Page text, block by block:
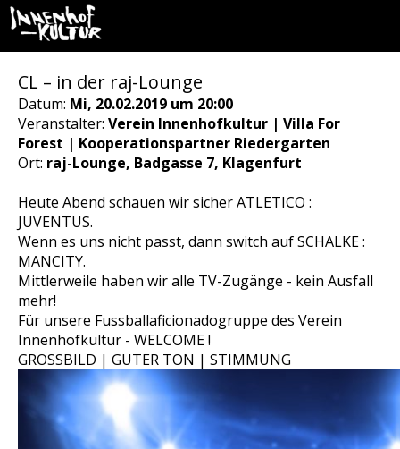
CL – in der raj-Lounge
Datum: Mi, 20.02.2019 um 20:00
Veranstalter: Verein Innenhofkultur | Villa For
Forest | Kooperationspartner Riedergarten
Ort: raj-Lounge, Badgasse 7, Klagenfurt
Heute Abend schauen wir sicher ATLETICO :
JUVENTUS.
Wenn es uns nicht passt, dann switch auf SCHALKE :
MANCITY.
Mittlerweile haben wir alle TV-Zugänge - kein Ausfall
mehr!
Für unsere Fussballaficionadogruppe des Verein
Innenhofkultur - WELCOME !
GROSSBILD | GUTER TON | STIMMUNG